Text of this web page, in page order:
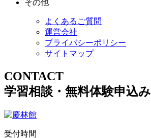
その他
よくあるご質問
運営会社
プライバシーポリシー
サイトマップ
CONTACT
学習相談・無料体験申込み
受付時間